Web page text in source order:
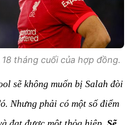
tháng cuối của hợp đồng.
sẽ không muốn bị Salah đòi
Nhưng phải có một số điểm